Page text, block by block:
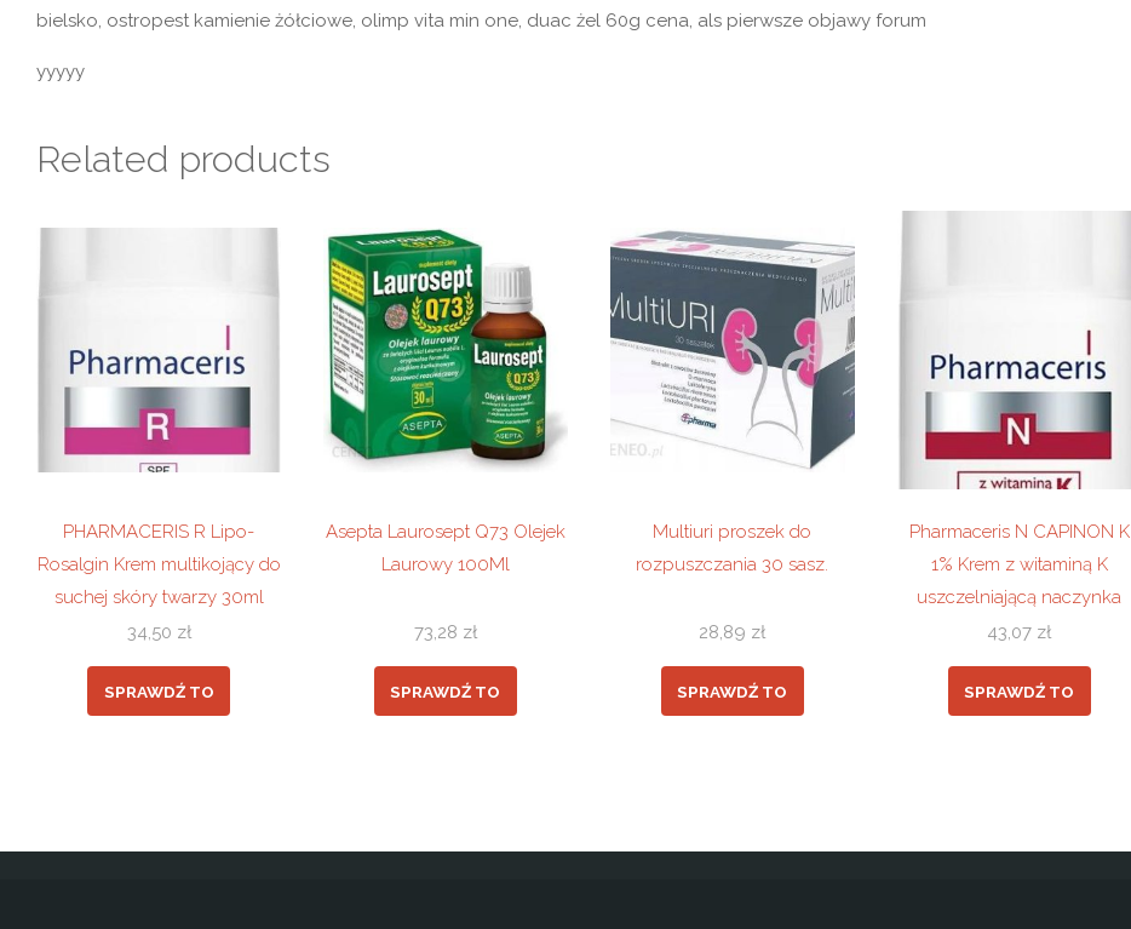
bielsko, ostropest kamienie żółciowe, olimp vita min one, duac żel 60g cena, als pierwsze objawy forum
yyyyy
Related products
PHARMACERIS R Lipo-
Rosalgin Krem multikojący do
suchej skóry twarzy 30ml
34,50 zł
SPRAWDŹ TO
Asepta Laurosept Q73 Olejek
Laurowy 100Ml
73,28 zł
SPRAWDŹ TO
Multiuri proszek do
rozpuszczania 30 sasz.
28,89 zł
SPRAWDŹ TO
Pharmaceris N CAPINON K
1% Krem z witaminą K
uszczelniającą naczynka
30ml
43,07 zł
SPRAWDŹ TO